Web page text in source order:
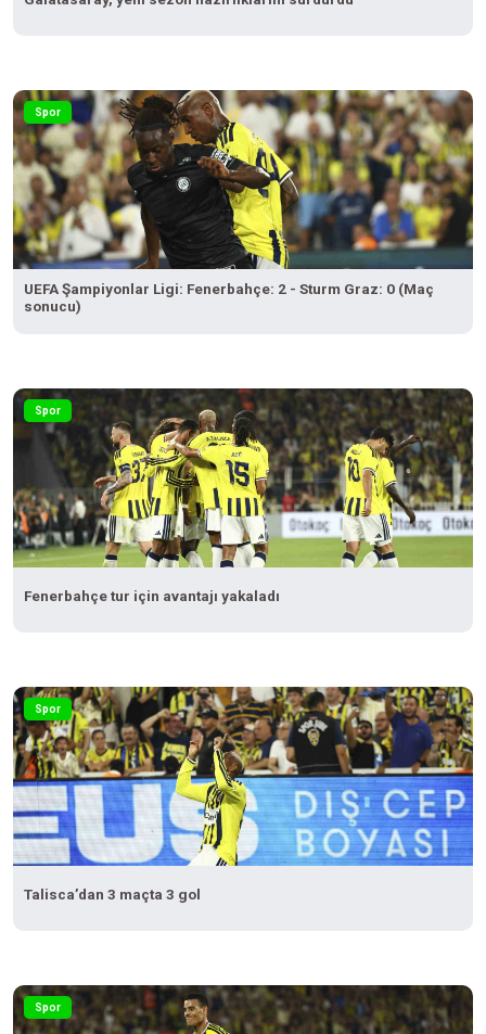
Spor
UEFA Şampiyonlar Ligi: Fenerbahçe: 2 - Sturm Graz: 0 (Maç
sonucu)
Spor
Fenerbahçe tur için avantajı yakaladı
Spor
Talisca’dan 3 maçta 3 gol
Spor